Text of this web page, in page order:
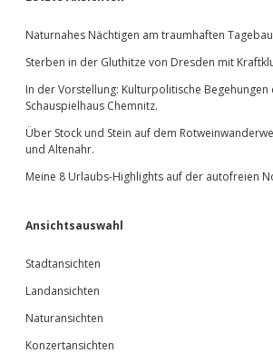
Naturnahes Nächtigen am traumhaften
Sterben in der Gluthitze von Dresden mit
In der Vorstellung: Kulturpolitische Begehungen
Schauspielhaus Chemnitz.
Über Stock und Stein auf dem
und Altenahr.
Meine 8 Urlaubs-Highlights auf der autofreien
Ansichtsauswahl
Stadtansichten
Landansichten
Naturansichten
Konzertansichten